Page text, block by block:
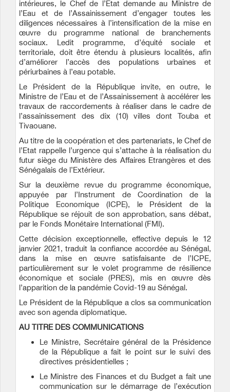
intérieures, le Chef de l’Etat demande au Ministre de
l’Eau et de l’Assainissement d’engager toutes les
diligences nécessaires à l’intensification de la mise en
œuvre du programme national de branchements
sociaux. Ledit programme, d’équité sociale et
territoriale, doit être étendu à plusieurs localités, afin
d’améliorer l’accès des populations urbaines et
périurbaines à l’eau potable.
Le Président de la République invite, en outre, le
Ministre de l’Eau et de l’Assainissement à accélérer les
travaux de raccordements à réaliser dans le cadre de
l’assainissement des dix (10) villes dont Touba et
Tivaouane.
Au titre de la coopération et des partenariats, le Chef de
l’Etat rappelle l’urgence qui s’attache à la réalisation du
futur siège du Ministère des Affaires Etrangères et des
Sénégalais de l’Extérieur.
Sur la deuxième revue du programme économique,
appuyée par l’Instrument de Coordination de la
Politique Economique (ICPE), le Président de la
République se réjouit de son approbation, sans débat,
par le Fonds Monétaire International (FMI).
Cette décision exceptionnelle, effective depuis le 12
janvier 2021, traduit la confiance accordée au Sénégal,
dans la mise en œuvre satisfaisante de l’ICPE,
particulièrement sur le volet programme de résilience
économique et sociale (PRES), mis en œuvre dès
l’apparition de la pandémie Covid-19 au Sénégal.
Le Président de la République a clos sa communication
avec son agenda diplomatique.
AU TITRE DES COMMUNICATIONS
Le Ministre, Secrétaire général de la Présidence
de la République a fait le point sur le suivi des
directives présidentielles ;
Le Ministre des Finances et du Budget a fait une
communication sur le démarrage de l’exécution